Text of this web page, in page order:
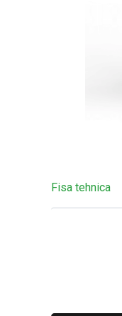
Fisa tehnica